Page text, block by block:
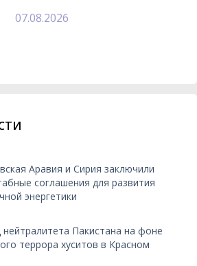
07.08.2026
Аравия и Сирия заключили
соглашения для развития
энергетики
нейтралитета Пакистана на фоне
террора хуситов в Красном